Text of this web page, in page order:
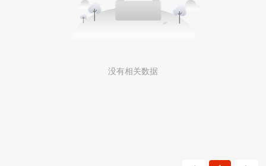
没有相关数据